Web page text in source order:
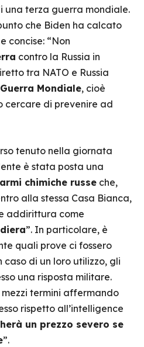
una terza guerra mondiale.
che Biden ha calcato
concise: “Non
contro la Russia in
tra NATO e Russia
Mondiale, cioè
cercare di prevenire ad
tenuto nella giornata
è stata posta una
armi chimiche russe che,
alla stessa Casa Bianca,
addirittura come
”. In particolare, è
quali prove ci fossero
caso di un loro utilizzo, gli
una risposta militare.
mezzi termini affermando
rispetto all’intelligence
un prezzo severo se
”.